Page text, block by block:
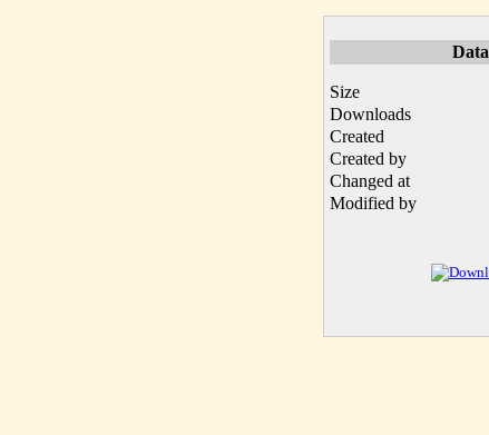
Data
Size
Downloads
Created
Created by
Changed at
Modified by